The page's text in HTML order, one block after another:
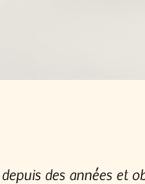
depuis des années et